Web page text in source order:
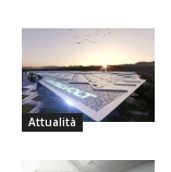
Attualità